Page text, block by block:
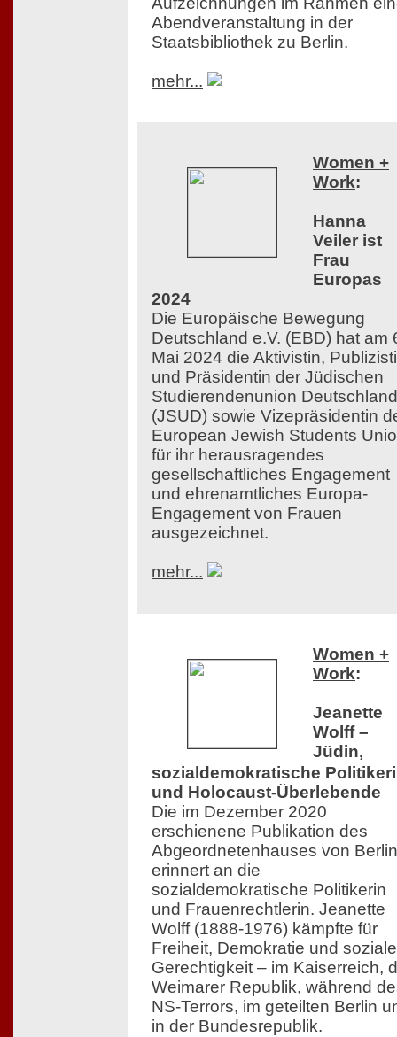
Abendveranstaltung in der
Staatsbibliothek zu Berlin.
mehr...
Women +
Work:
Hanna
Veiler ist
Frau
Europas
2024
Die Europäische Bewegung
Deutschland e.V. (EBD) hat am
Mai 2024 die Aktivistin,
und Präsidentin der Jüdischen
Studierendenunion
(JSUD) sowie Vizepräsidentin
European Jewish Students
für ihr herausragendes
gesellschaftliches Engagement
und ehrenamtliches Europa-
Engagement von Frauen
ausgezeichnet.
mehr...
Women +
Work:
Jeanette
Wolff –
Jüdin,
sozialdemokratische
und Holocaust-Überlebende
Die im Dezember 2020
erschienene Publikation des
Abgeordnetenhauses von Berlin
erinnert an die
sozialdemokratische Politikerin
und Frauenrechtlerin. Jeanette
Wolff (1888-1976) kämpfte für
Freiheit, Demokratie und soziale
Gerechtigkeit – im Kaiserreich,
Weimarer Republik, während
NS-Terrors, im geteilten Berlin
in der Bundesrepublik.